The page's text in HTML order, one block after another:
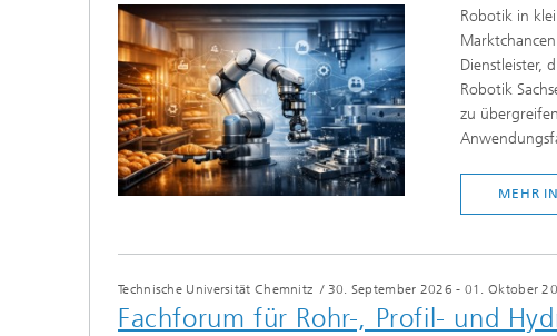
Robotik in
Dienstleister,
Robotik
zu
MEHR
Technische Universität Chemnitz / 30. September 2026 - 01. Oktober
Fachforum für Rohr-, Profil- und